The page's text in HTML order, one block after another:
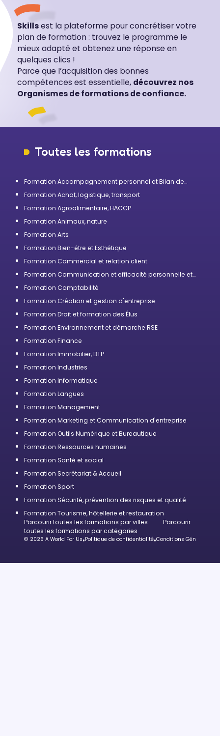
Skillsest la plateforme pour concrétiser votre
plan de formation : trouvez le programme le
mieux adapté et obtenez une réponse en
quelques clics !
Parce que l’acquisition des bonnes
compétences est essentielle, découvrez nos
Organismes de formations de confiance.
Toutes les formations
Formation Accompagnement personnel et Bilan de
Formation Achat, logistique, transport
Formation Agroalimentaire, HACCP
Formation Animaux, nature
Formation Arts
Formation Bien-être et Esthétique
Formation Commercial et relation client
Formation Communication et efficacité personnelle et
Formation Comptabilité
Formation Création et gestion d'entreprise
Formation Droit et formation des Élus
Formation Environnement et démarche RSE
Formation Finance
Formation Immobilier, BTP
Formation Industries
Formation Informatique
Formation Langues
Formation Management
Formation Marketing et Communication d'entreprise
Formation Outils Numérique et Bureautique
Formation Ressources humaines
Formation Santé et social
Formation Secrétariat & Accueil
Formation Sport
Formation Sécurité, prévention des risques et qualité
Formation Tourisme, hôtellerie et restauration
Parcourir toutes les formations par villes
Parcourir
toutes les formations par catégories
© 2026 A World For Us•Politique de confidentialité•Conditions Générales